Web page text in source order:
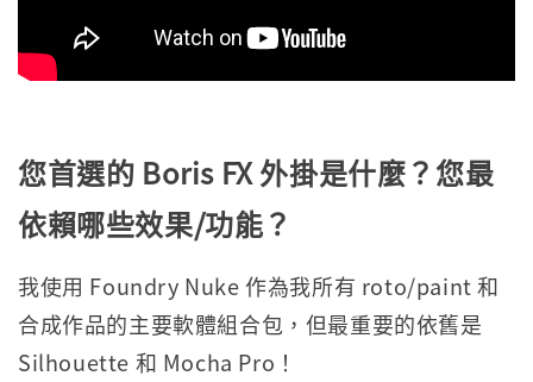
您首選的 Boris FX 外掛是什麼？您最
依賴哪些效果/功能？
我使用 Foundry Nuke 作為我所有 roto/paint 和
合成作品的主要軟體組合包，但最重要的依舊是
Silhouette 和 Mocha Pro！